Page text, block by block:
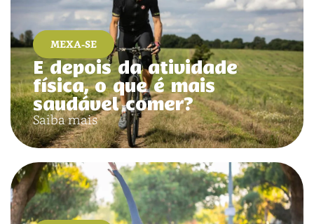
MEXA-SE
E depois da atividade
física, o que é mais
saudável comer?
Saiba mais